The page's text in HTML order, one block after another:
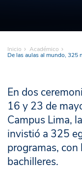
Inicio Académico
De las aulas al mundo, 325
En dos
16 y 23 de
Campus Lima,
invistió a 325
programas, con
bachilleres.